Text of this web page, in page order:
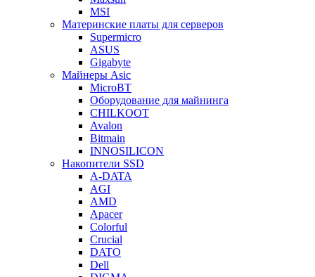
MSI
Материнские платы для серверов
Supermicro
ASUS
Gigabyte
Майнеры Asic
MicroBT
Оборудование для майнинга
CHILKOOT
Avalon
Bitmain
INNOSILICON
Накопители SSD
A-DATA
AGI
AMD
Apacer
Colorful
Crucial
DATO
Dell